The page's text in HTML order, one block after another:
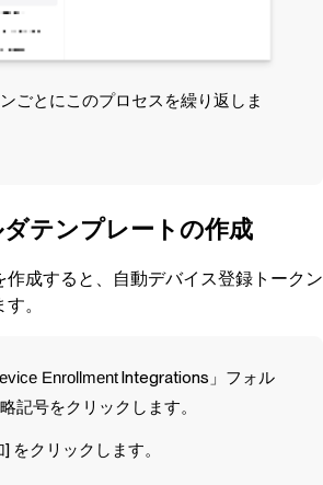
ごとにこのプロセスを繰り返しま
テンプレートの作成
成すると、自動デバイス登録トークン
。
EnrollmentIntegrations」フォル
記号をクリックします。
をクリックします。